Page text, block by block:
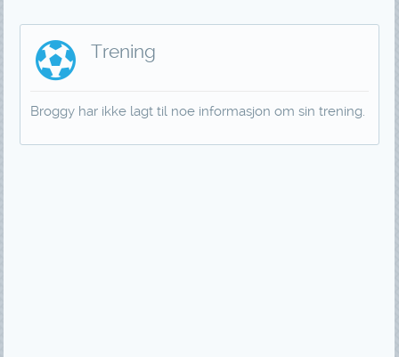
Trening
Broggy har ikke lagt til noe informasjon om sin trening.